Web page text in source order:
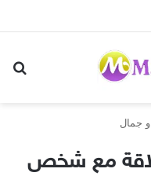
جمال
مع شخص